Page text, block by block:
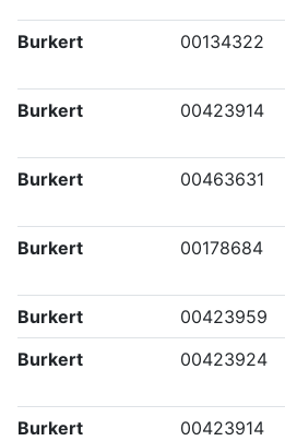
Burkert 00134322
Burkert 00423914
Burkert 00463631
Burkert 00178684
Burkert 00423959
Burkert
00423924
Burkert 00423914